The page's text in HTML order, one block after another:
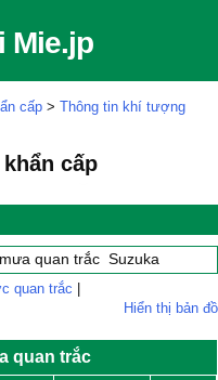
Mie.jp
cấp > Thông tin khí tượng
cấp
quan trắc Suzuka
quan trắc
Hiển thị bản đồ
quan trắc